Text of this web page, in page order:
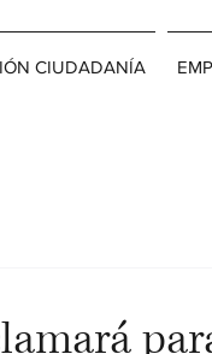
CIUDADANÍA